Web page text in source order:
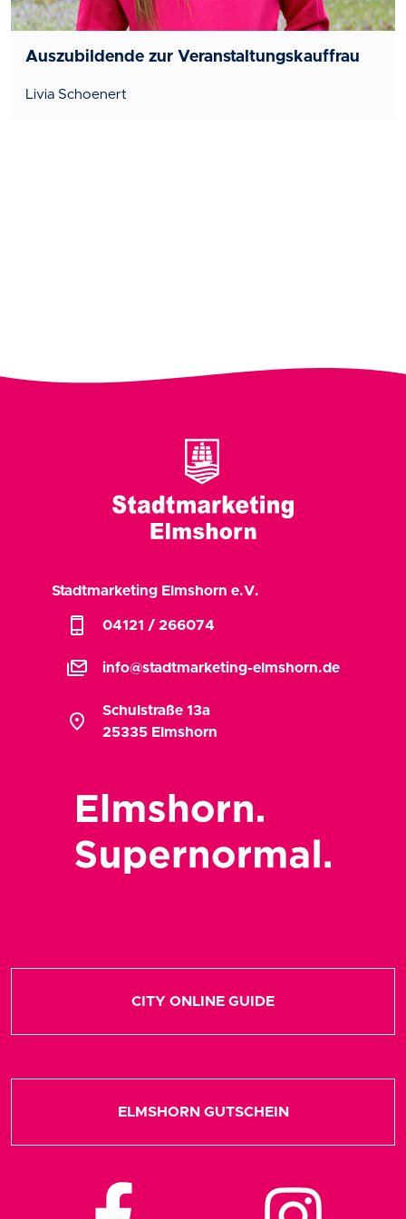
Auszubildende zur Veranstaltungskauffrau
Livia Schoenert
Stadtmarketing Elmshorn e.V.
phone_iphone 04121 / 266074
stacked_email info@stadtmarketing-elmshorn.de
location_on
Schulstraße 13a
25335 Elmshorn
CITY ONLINE GUIDE
ELMSHORN GUTSCHEIN